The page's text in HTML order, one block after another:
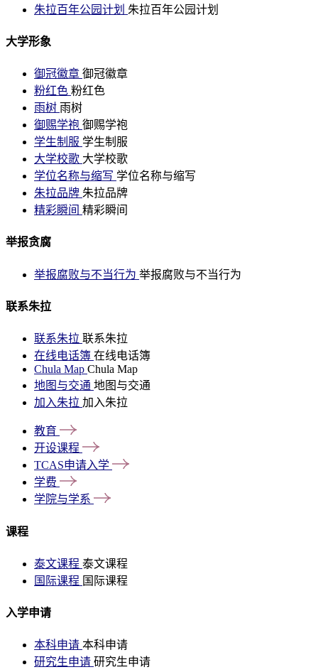
朱拉百年公园计划 朱拉百年公园计划
大学形象
御冠徽章 御冠徽章
粉红色 粉红色
雨树 雨树
御赐学袍 御赐学袍
学生制服 学生制服
大学校歌 大学校歌
学位名称与缩写 学位名称与缩写
朱拉品牌 朱拉品牌
精彩瞬间 精彩瞬间
举报贪腐
举报腐败与不当行为 举报腐败与不当行为
联系朱拉
联系朱拉 联系朱拉
在线电话簿 在线电话簿
Chula Map Chula Map
地图与交通 地图与交通
加入朱拉 加入朱拉
教育
开设课程
TCAS申请入学
学费
学院与学系
课程
泰文课程 泰文课程
国际课程 国际课程
入学申请
本科申请 本科申请
研究生申请 研究生申请